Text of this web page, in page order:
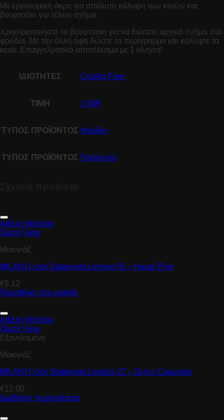
Με εργονομική άκρη για απόλυτη κάλυψη των κενών και
βουρτσάκι για τέλειο σχήμα.
Χρησιμοποιήστε το βουρτσάκι για να δώσετε αρχικό σχήμα στα
φρύδια. Με την άλλη όψη δώστε το περίγραμμα και καλύψτε τα
κενά. Επαγγελματικό αποτέλεσμα με 1 κίνηση!
ΙΔΙΟΤΗΤΕΣ Cruelty Free
ΤΙΜΗ 1-50€
ΤΥΠΟΣ ΠΡΟΪΟΝΤΟΣ Φρύδια
ΤΥΠΟΣ ΠΡΟΪΟΝΤΟΣ Πρόσωπο
Add to Wishlist
Quick View
Μακιγιάζ
MILANI Color Statement Lipliner 05 – Haute Pink
€9.12
Προσθήκη στο καλάθι
Add to Wishlist
Quick View
Εξαντλημένο
Μακιγιάζ
MILANI Color Statement Lipstick 27 – Dulce Caramelo
€12.00
Διαβάστε περισσότερα